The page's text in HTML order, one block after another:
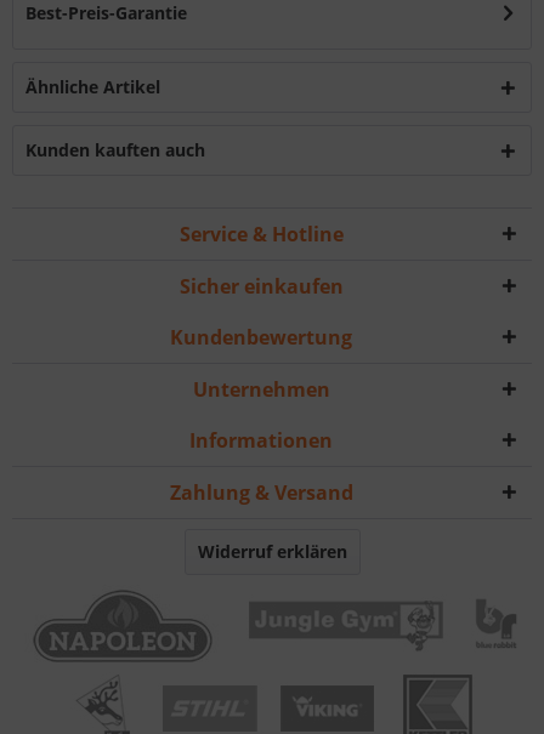
Best-Preis-Garantie
Ähnliche Artikel
Kunden kauften auch
Service & Hotline
Sicher einkaufen
Kundenbewertung
Unternehmen
Informationen
Zahlung & Versand
Widerruf erklären